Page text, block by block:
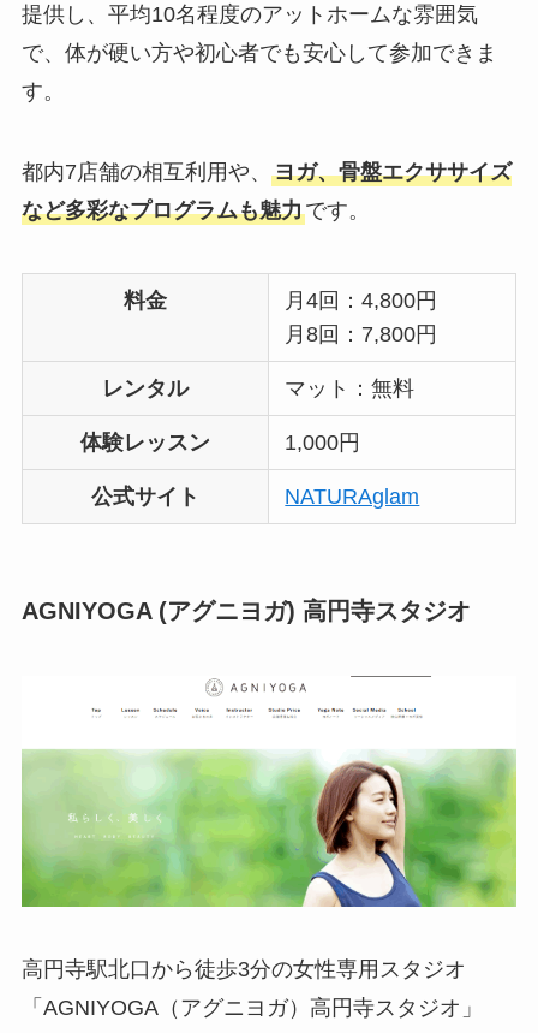
提供し、平均10名程度のアットホームな雰囲気
で、体が硬い方や初心者でも安心して参加できま
す。
都内7店舗の相互利用や、 ヨガ、骨盤エクササイズ
など多彩なプログラムも魅力です。
料金
月4回：4,800円
月8回：7,800円
レンタル マット：無料
体験レッスン 1,000円
公式サイト NATURAglam
AGNIYOGA (アグニヨガ) 高円寺スタジオ
高円寺駅北口から徒歩3分の女性専用スタジオ
「AGNIYOGA（アグニヨガ）高円寺スタジオ」